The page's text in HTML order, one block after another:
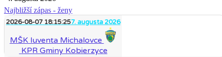
Najbližší zápas - ženy
2026-08-07 18:15:257. augusta 2026
MŠK Iuventa Michalovce
KPR Gminy Kobierzyce